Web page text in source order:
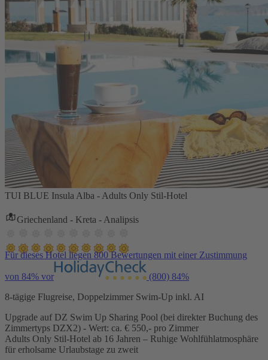
TUI BLUE Insula Alba - Adults Only Stil-Hotel
Griechenland - Kreta - Analipsis
Für dieses Hotel liegen 800 Bewertungen mit einer Zustimmung
von 84% vor (800) 84%
8-tägige Flugreise, Doppelzimmer Swim-Up inkl. AI
Upgrade auf DZ Swim Up Sharing Pool (bei direkter Buchung des
Zimmertyps DZX2) - Wert: ca. € 550,- pro Zimmer
Adults Only Stil-Hotel ab 16 Jahren – Ruhige Wohlfühlatmosphäre
für erholsame Urlaubstage zu zweit